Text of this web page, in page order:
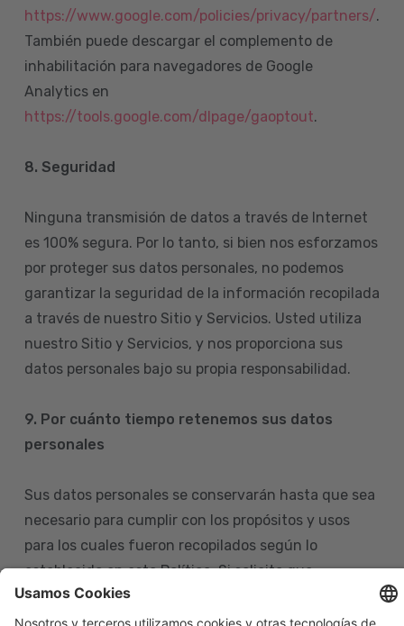
https://www.google.com/policies/privacy/partners/.
También puede descargar el complemento de
inhabilitación para navegadores de Google
Analytics en
https://tools.google.com/dlpage/gaoptout.
8. Seguridad
Ninguna transmisión de datos a través de Internet
es 100% segura. Por lo tanto, si bien nos esforzamos
por proteger sus datos personales, no podemos
garantizar la seguridad de la información recopilada
a través de nuestro Sitio y Servicios. Usted utiliza
nuestro Sitio y Servicios, y nos proporciona sus
datos personales bajo su propia responsabilidad.
9. Por cuánto tiempo retenemos sus datos
personales
Sus datos personales se conservarán hasta que sea
necesario para cumplir con los propósitos y usos
para los cuales fueron recopilados según lo
establecido en esta Política. Si solicita que
eliminemos sus datos personales de nuestras bases
de datos, tenga en cuenta que igualmente